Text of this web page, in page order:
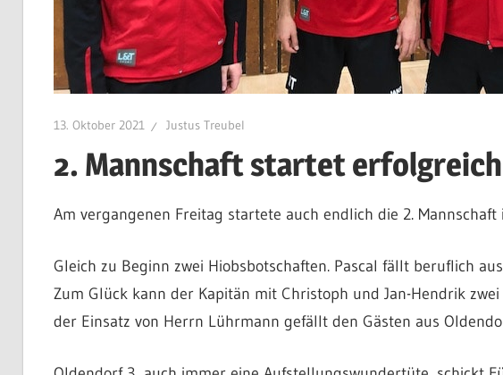
13. Oktober 2021 Justus Treubel
2. Mannschaft startet erfolgreich
Am vergangenen Freitag startete auch endlich die 2. Mannschaft
Gleich zu Beginn zwei Hiobsbotschaften. Pascal fällt beruflich
Zum Glück kann der Kapitän mit Christoph und Jan-Hendrik
der Einsatz von Herrn Lührmann gefällt den Gästen aus